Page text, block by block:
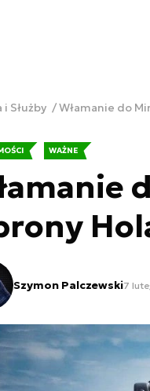
Służby Włamanie do
WAŻNE
Szymon Palczewski7